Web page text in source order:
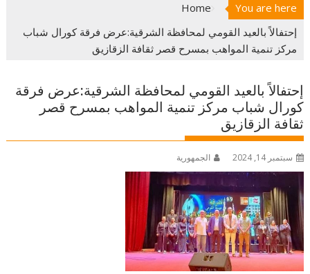
You are here
Home
إحتفالاً بالعيد القومي لمحافظة الشرقية:عرض فرقة كورال شباب
مركز تنمية المواهب بمسرح قصر ثقافة الزقازيق
إحتفالاً بالعيد القومي لمحافظة الشرقية:عرض فرقة
كورال شباب مركز تنمية المواهب بمسرح قصر
ثقافة الزقازيق
سبتمبر 14, 2024 الجمهورية